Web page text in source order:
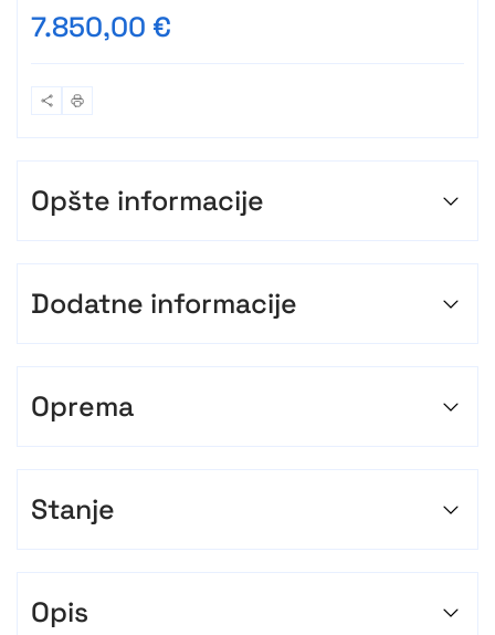
7.850,00 €
Opšte informacije
Dodatne informacije
Oprema
Stanje
Opis